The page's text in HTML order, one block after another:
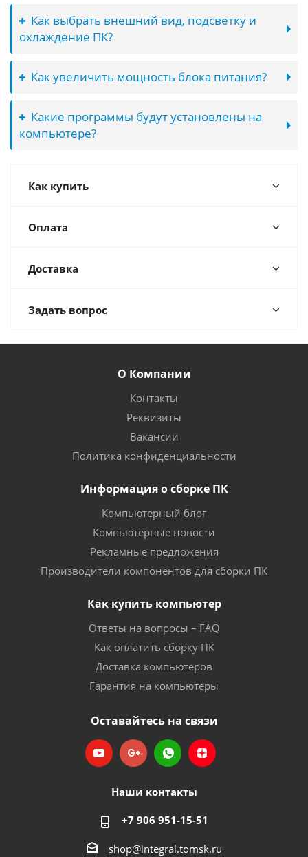
Как выбрать внешний вид, подсветку и
охлаждение ПК?
Как увеличить мощность блока питания?
Какие программы будут установлены на
компьютере?
Как купить
Оплата
Доставка
Задать вопрос
О Компании
Контакты
Реквизиты
Вакансии
Политика конфиденциальности
Информация о сборке ПК
Компьютерный блог
Компьютерные новости
Рекламные предложения
Производители компонентов для сборки ПК
Как купить компьютер
Ответы на вопросы – FAQ
Как оплатить сборку ПК
Доставка компьютеров
Гарантия на компьютеры
Оставайтесь на связи
Наши контакты
+7 906 951-15-51
shop@integral.tomsk.ru